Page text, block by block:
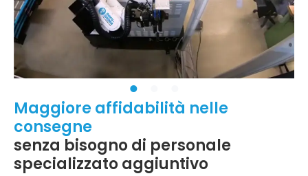
Maggiore affidabilità nelle
consegne
senza bisogno di personale
specializzato aggiuntivo